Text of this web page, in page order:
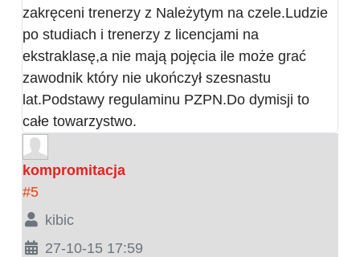
zakręceni trenerzy z Należytym na czele.Ludzie
po studiach i trenerzy z licencjami na
ekstraklasę,a nie mają pojęcia ile może grać
zawodnik który nie ukończył szesnastu
lat.Podstawy regulaminu PZPN.Do dymisji to
całe towarzystwo.
kompromitacja
#5
kibic
27-10-15 17:59